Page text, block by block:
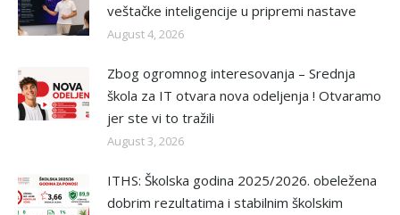
veštačke inteligencije u pripremi nastave
August 4, 2026
Zbog ogromnog interesovanja – Srednja
škola za IT otvara nova odeljenja ! Otvaramo
jer ste vi to tražili
August 3, 2026
ITHS: Školska godina 2025/2026. obeležena
dobrim rezultatima i stabilnim školskim